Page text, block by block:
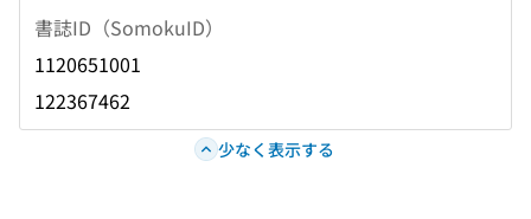
書誌ID（SomokuID）
1120651001
122367462
少なく表示する